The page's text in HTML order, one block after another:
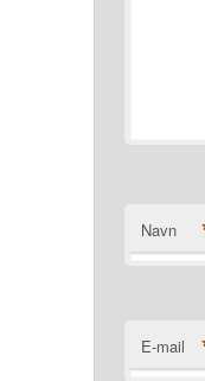
Navn
E-mail